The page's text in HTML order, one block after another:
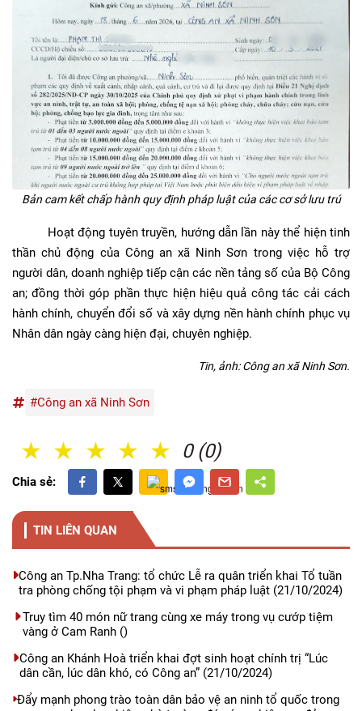
Bản cam kết chấp hành quy định pháp luật của các cơ sở lưu trú
Hoạt động tuyên truyền, hướng dẫn lần này thể hiện tinh
thần chủ động của Công an xã Ninh Sơn trong việc hỗ trợ
người dân, doanh nghiệp tiếp cận các nền tảng số của Bộ Công
an; đồng thời góp phần thực hiện hiệu quả công tác cải cách
hành chính, chuyển đổi số và xây dựng nền hành chính phục vụ
Nhân dân ngày càng hiện đại, chuyên nghiệp.
Tin, ảnh: Công an xã Ninh Sơn.
#Công an xã Ninh Sơn
0 (0)
5 Sao
4 Sao
3 Sao
2 Sao
1 Sao
Chia sẻ:
TIN LIÊN QUAN
Công an Tp.Nha Trang: tổ chức Lễ ra quân triển khai Tổ tuần
tra phòng chống tội phạm và vi phạm pháp luật (21/10/2024)
Truy tìm 40 món nữ trang cùng xe máy trong vụ cướp tiệm
vàng ở Cam Ranh()
Công an Khánh Hoà triển khai đợt sinh hoạt chính trị “Lúc
dân cần, lúc dân khó, có Công an” (21/10/2024)
Đẩy mạnh phong trào toàn dân bảo vệ an ninh tổ quốc trong